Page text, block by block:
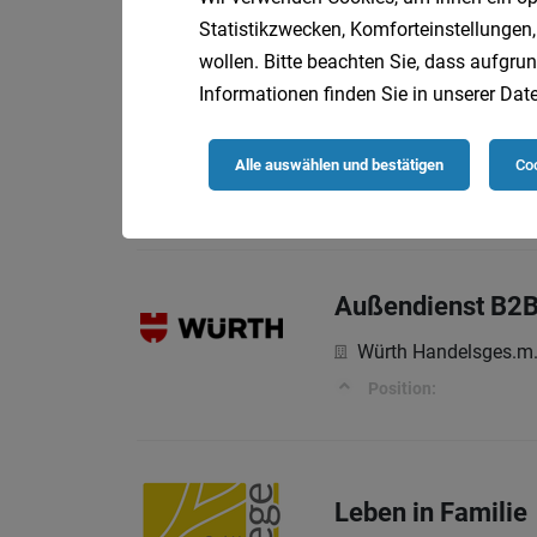
Oberösterreichische
Außendienst
Würth
Position:
Leben in Familie
Statistikzwecken,
wollen. Bitte beachten Sie, dass
Informationen finden Sie in unserer
Alle auswählen und bestätigen